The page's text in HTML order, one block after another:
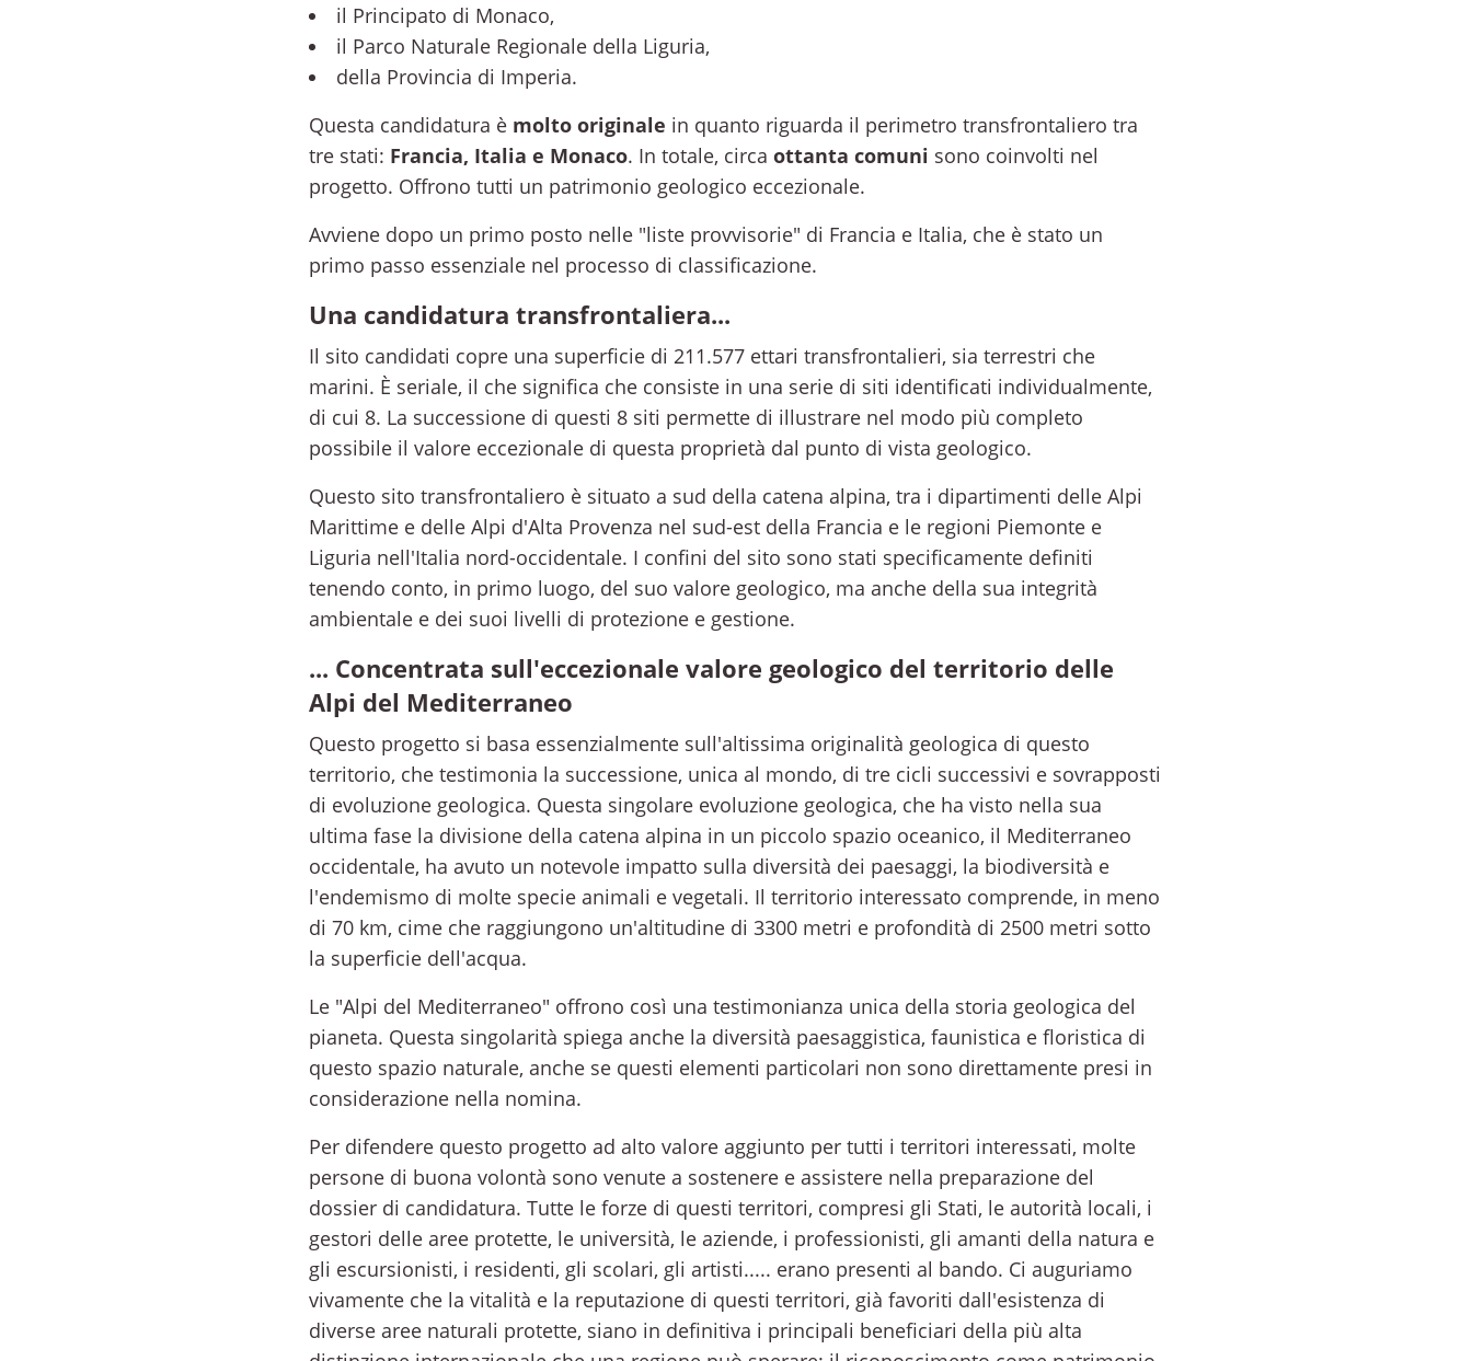
il Principato di Monaco,
il Parco Naturale Regionale della Liguria,
della Provincia di Imperia.
Questa candidatura è molto originale in quanto riguarda il perimetro transfrontaliero tra
tre stati: Francia, Italia e Monaco. In totale, circa ottanta comuni sono coinvolti nel
progetto. Offrono tutti un patrimonio geologico eccezionale.
Avviene dopo un primo posto nelle "liste provvisorie" di Francia e Italia, che è stato un
primo passo essenziale nel processo di classificazione.
Una candidatura transfrontaliera...
Il sito candidati copre una superficie di 211.577 ettari transfrontalieri, sia terrestri che
marini. È seriale, il che significa che consiste in una serie di siti identificati individualmente,
di cui 8. La successione di questi 8 siti permette di illustrare nel modo più completo
possibile il valore eccezionale di questa proprietà dal punto di vista geologico.
Questo sito transfrontaliero è situato a sud della catena alpina, tra i dipartimenti delle Alpi
Marittime e delle Alpi d'Alta Provenza nel sud-est della Francia e le regioni Piemonte e
Liguria nell'Italia nord-occidentale. I confini del sito sono stati specificamente definiti
tenendo conto, in primo luogo, del suo valore geologico, ma anche della sua integrità
ambientale e dei suoi livelli di protezione e gestione.
... Concentrata sull'eccezionale valore geologico del territorio delle
Alpi del Mediterraneo
Questo progetto si basa essenzialmente sull'altissima originalità geologica di questo
territorio, che testimonia la successione, unica al mondo, di tre cicli successivi e sovrapposti
di evoluzione geologica. Questa singolare evoluzione geologica, che ha visto nella sua
ultima fase la divisione della catena alpina in un piccolo spazio oceanico, il Mediterraneo
occidentale, ha avuto un notevole impatto sulla diversità dei paesaggi, la biodiversità e
l'endemismo di molte specie animali e vegetali. Il territorio interessato comprende, in meno
di 70 km, cime che raggiungono un'altitudine di 3300 metri e profondità di 2500 metri sotto
la superficie dell'acqua.
Le "Alpi del Mediterraneo" offrono così una testimonianza unica della storia geologica del
pianeta. Questa singolarità spiega anche la diversità paesaggistica, faunistica e floristica di
questo spazio naturale, anche se questi elementi particolari non sono direttamente presi in
considerazione nella nomina.
Per difendere questo progetto ad alto valore aggiunto per tutti i territori interessati, molte
persone di buona volontà sono venute a sostenere e assistere nella preparazione del
dossier di candidatura. Tutte le forze di questi territori, compresi gli Stati, le autorità locali, i
gestori delle aree protette, le università, le aziende, i professionisti, gli amanti della natura e
gli escursionisti, i residenti, gli scolari, gli artisti..... erano presenti al bando. Ci auguriamo
vivamente che la vitalità e la reputazione di questi territori, già favoriti dall'esistenza di
diverse aree naturali protette, siano in definitiva i principali beneficiari della più alta